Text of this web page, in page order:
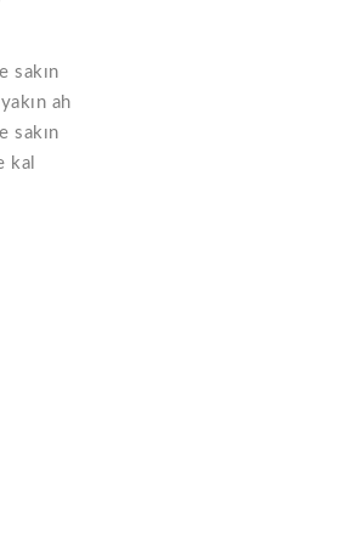
sakın
ah
sakın
kal